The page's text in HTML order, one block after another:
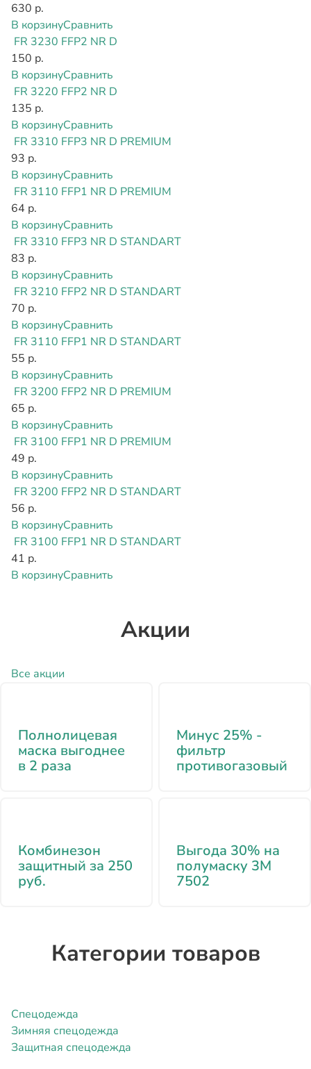
630 р.
В корзинуСравнить
FR 3230 FFP2 NR D
150 р.
В корзинуСравнить
FR 3220 FFP2 NR D
135 р.
В корзинуСравнить
FR 3310 FFP3 NR D PREMIUM
93 р.
В корзинуСравнить
FR 3110 FFP1 NR D PREMIUM
64 р.
В корзинуСравнить
FR 3310 FFP3 NR D STANDART
83 р.
В корзинуСравнить
FR 3210 FFP2 NR D STANDART
70 р.
В корзинуСравнить
FR 3110 FFP1 NR D STANDART
55 р.
В корзинуСравнить
FR 3200 FFP2 NR D PREMIUM
65 р.
В корзинуСравнить
FR 3100 FFP1 NR D PREMIUM
49 р.
В корзинуСравнить
FR 3200 FFP2 NR D STANDART
56 р.
В корзинуСравнить
FR 3100 FFP1 NR D STANDART
41 р.
В корзинуСравнить
Акции
Все акции
Полнолицевая
маска выгоднее
в 2 раза
Минус 25% -
фильтр
противогазовый
Комбинезон
защитный за 250
руб.
Выгода 30% на
полумаску 3М
7502
Категории товаров
Спецодежда
Зимняя спецодежда
Защитная спецодежда